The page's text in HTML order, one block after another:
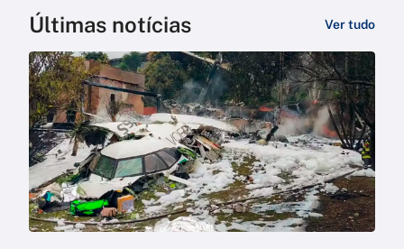
Últimas notícias Ver tudo